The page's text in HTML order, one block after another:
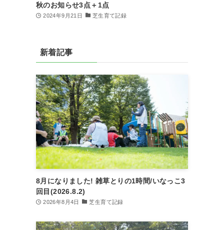
秋のお知らせ3点＋1点
2024年9月21日 芝生育て記録
新着記事
8月になりました! 雑草とりの1時間/いなっこ3
回目(2026.8.2)
2026年8月4日 芝生育て記録